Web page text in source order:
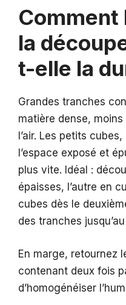
Comment
la
t-elle la
Grandes tranches
matière dense,
l’air. Les petits
l’espace exposé et
plus vite. Idéal :
épaisses, l’autre en
cubes dès le
des tranches
En marge, retournez
contenant deux fois
d’homogénéiser